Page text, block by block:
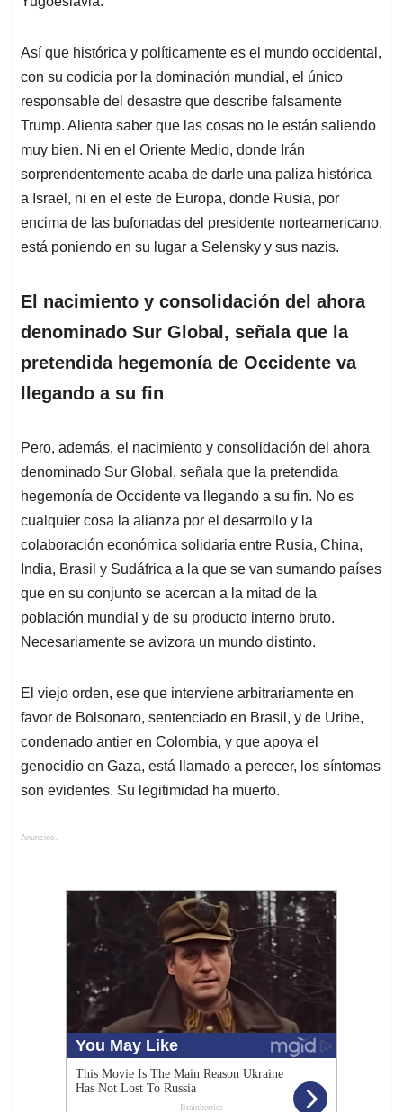
Así que histórica y políticamente es el mundo occidental,
con su codicia por la dominación mundial, el único
responsable del desastre que describe falsamente
Trump. Alienta saber que las cosas no le están saliendo
muy bien. Ni en el Oriente Medio, donde Irán
sorprendentemente acaba de darle una paliza histórica
a Israel, ni en el este de Europa, donde Rusia, por
encima de las bufonadas del presidente norteamericano,
está poniendo en su lugar a Selensky y sus nazis.
El nacimiento y consolidación del ahora
denominado Sur Global, señala que la
pretendida hegemonía de Occidente va
llegando a su fin
Pero, además, el nacimiento y consolidación del ahora
denominado Sur Global, señala que la pretendida
hegemonía de Occidente va llegando a su fin. No es
cualquier cosa la alianza por el desarrollo y la
colaboración económica solidaria entre Rusia, China,
India, Brasil y Sudáfrica a la que se van sumando países
que en su conjunto se acercan a la mitad de la
población mundial y de su producto interno bruto.
Necesariamente se avizora un mundo distinto.
El viejo orden, ese que interviene arbitrariamente en
favor de Bolsonaro, sentenciado en Brasil, y de Uribe,
condenado antier en Colombia, y que apoya el
genocidio en Gaza, está llamado a perecer, los síntomas
son evidentes. Su legitimidad ha muerto.
Anuncios.